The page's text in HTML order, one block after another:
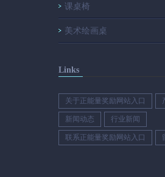
课桌椅
美术绘画桌
Links
关于正能量奖励网站入口
新闻动态 行业新闻
联系正能量奖励网站入口